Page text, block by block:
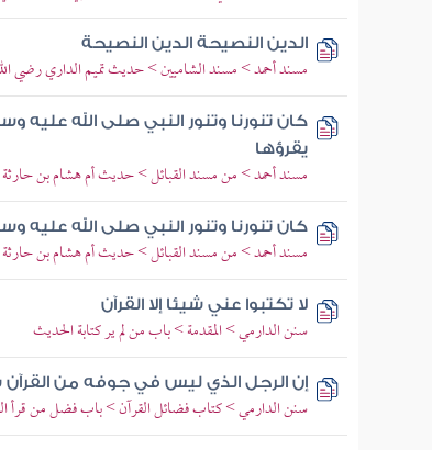
الدين النصيحة الدين النصيحة
مسند أحمد > مسند الشاميين > حديث تميم الداري رضي
كان تنورنا وتنور النبي صلى الله
يقرؤها
مسند أحمد > من مسند القبائل > حديث أم هشام بن حارثة
كان تنورنا وتنور النبي صلى الله
مسند أحمد > من مسند القبائل > حديث أم هشام بن حارثة
لا تكتبوا عني شيئا إلا القرآن
سنن الدارمي > المقدمة > باب من لم ير كتابة الحديث
إن الرجل الذي ليس في جوفه من
سنن الدارمي > كتاب فضائل القرآن > باب فضل من قرأ